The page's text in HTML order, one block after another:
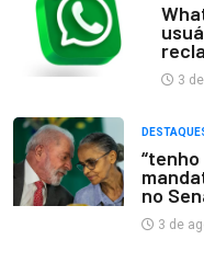
3
no
3 de